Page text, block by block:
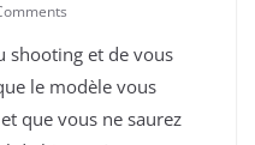
shooting et de vous
le modèle vous
que vous ne saurez